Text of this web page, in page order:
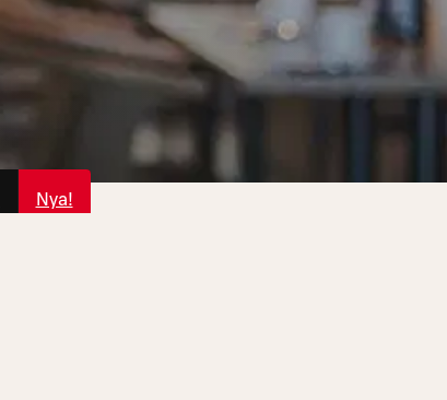
Nya!